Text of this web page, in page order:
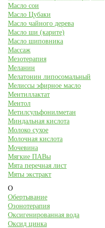
Масло сои
Масло Цубаки
Масло чайного дерева
Масло ши (карите)
Масло шиповника
Массаж
Мезотерапия
Меланин
Мелатонин липосомальный
Мелиссы эфирное масло
Ментиллактат
Ментол
Метилсульфонилметан
Миндальная кислота
Молоко сухое
Молочная кислота
Мочевина
Мягкие ПАВы
Мята перечная лист
Мяты экстракт
О
Обертывание
Озонотерапия
Оксигенированная вода
Оксид цинка